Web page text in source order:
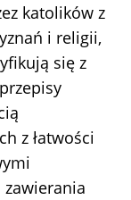
katolików z
i religii,
się z
z łatwości